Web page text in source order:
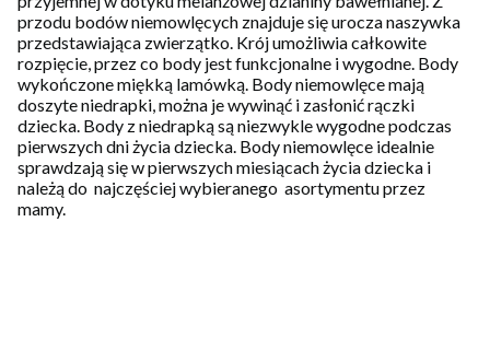
przodu bodów niemowlęcych znajduje się urocza naszywka
przedstawiająca zwierzątko. Krój umożliwia całkowite
rozpięcie, przez co body jest funkcjonalne i wygodne. Body
wykończone miękką lamówką. Body niemowlęce mają
doszyte niedrapki, można je wywinąć i zasłonić rączki
dziecka. Body z niedrapką są niezwykle wygodne podczas
pierwszych dni życia dziecka. Body niemowlęce idealnie
sprawdzają się w pierwszych miesiącach życia dziecka i
należą do najczęściej wybieranego asortymentu przez
mamy.